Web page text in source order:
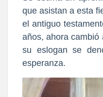
que asistan a esta
el antiguo
años, ahora cambió
su eslogan se
esperanza.